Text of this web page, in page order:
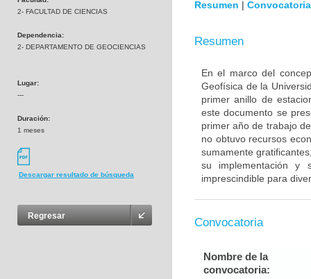
2- FACULTAD DE CIENCIAS
Dependencia:
2- DEPARTAMENTO DE GEOCIENCIAS
Lugar:
---
Duración:
1 meses
Descargar resultado de búsqueda
Regresar
Resumen | Convocatoria
Resumen
En el marco del
Geofísica de la
primer anillo de
este documento se
primer año de trabajo
no obtuvo recursos
sumamente
su implementación y
imprescindible para
Convocatoria
Nombre de la
convocatoria: